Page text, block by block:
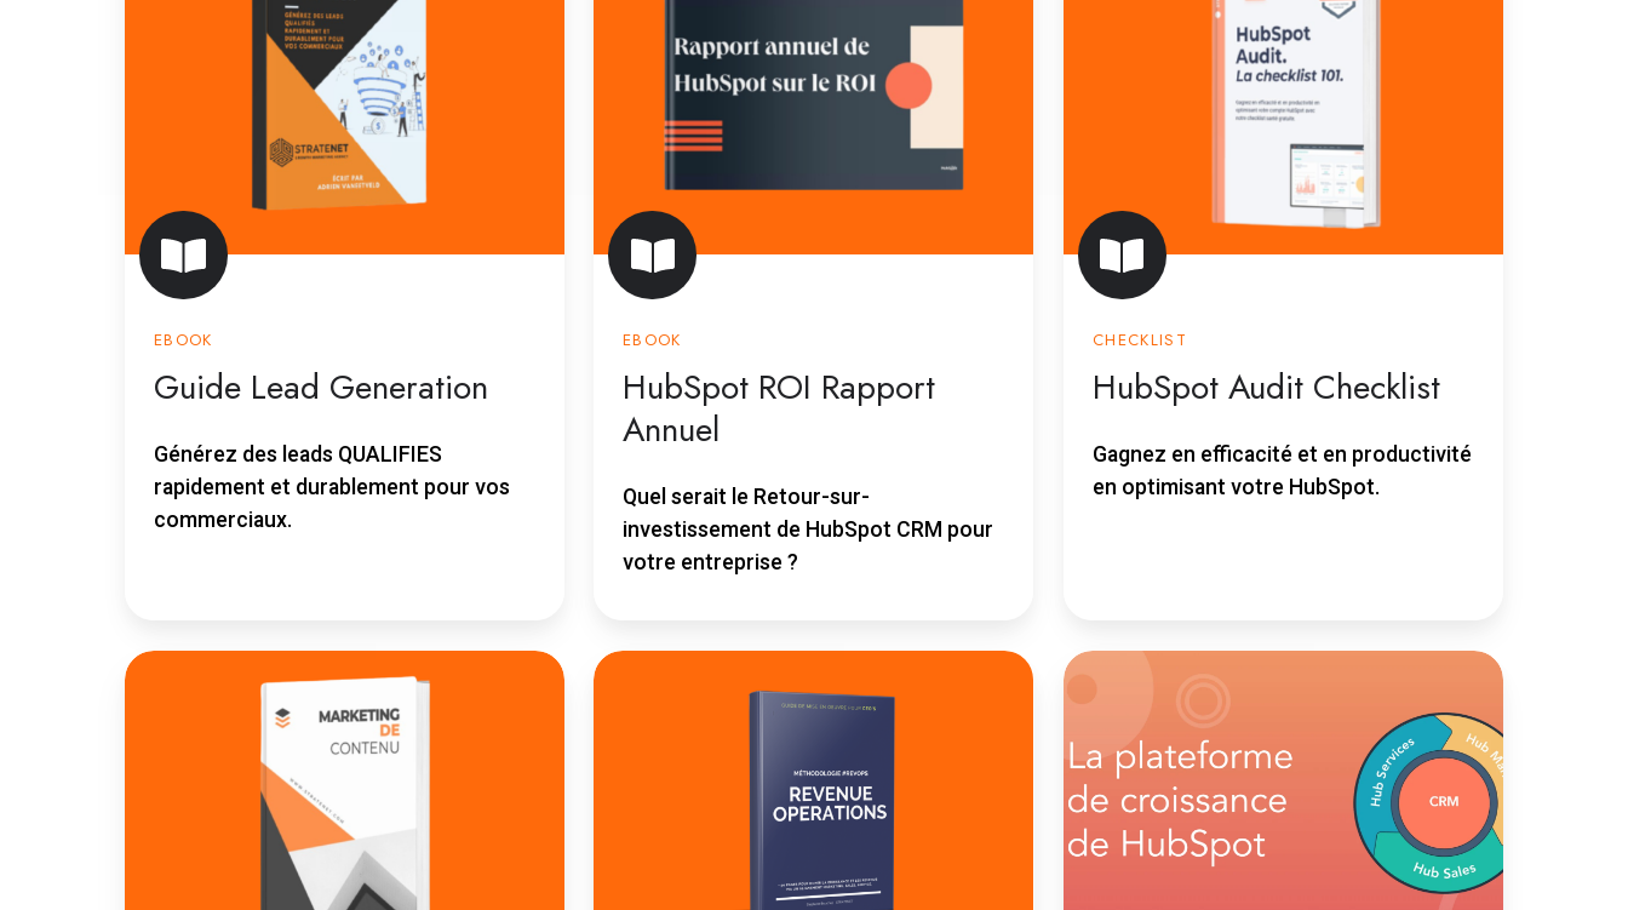
EBOOK
Guide Lead Generation
Générez des leads QUALIFIES
rapidement et durablement pour vos
commerciaux.
EBOOK
HubSpot ROI Rapport
Annuel
Quel serait le Retour-sur-
investissement de HubSpot CRM pour
votre entreprise ?
CHECKLIST
HubSpot Audit Checklist
Gagnez en efficacité et en productivité
en optimisant votre HubSpot.
Guide
Ebook
Plateforme
croissance
HubSpot